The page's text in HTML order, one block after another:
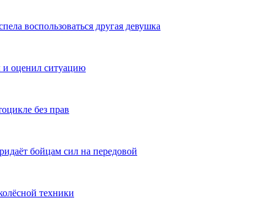
воспользоваться другая девушка
и оценил ситуацию
без прав
бойцам сил на передовой
техники